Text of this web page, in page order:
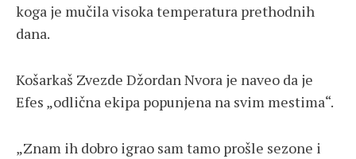
koga je mučila visoka temperatura prethodnih
dana.
Košarkaš Zvezde Džordan Nvora je naveo da je
Efes „odlična ekipa popunjena na svim mestima“.
„Znam ih dobro igrao sam tamo prošle sezone i